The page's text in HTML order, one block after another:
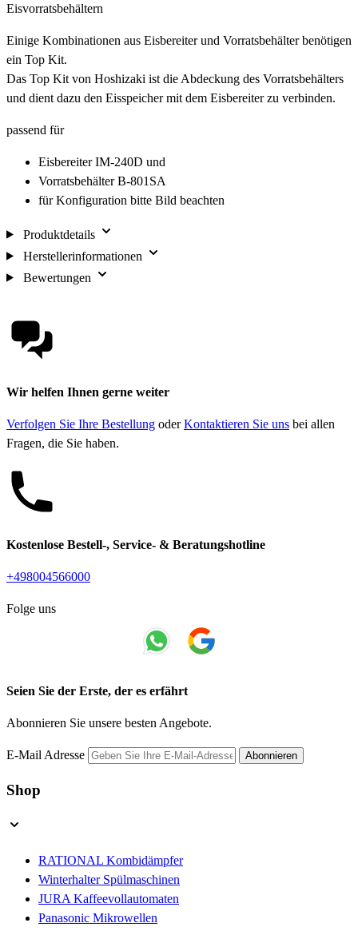
Eisvorratsbehältern
Einige Kombinationen aus Eisbereiter und Vorratsbehälter benötigen
ein Top Kit.
Das Top Kit von Hoshizaki ist die Abdeckung des Vorratsbehälters
und dient dazu den Eisspeicher mit dem Eisbereiter zu verbinden.
passend für
Eisbereiter IM-240D und
Vorratsbehälter B-801SA
für Konfiguration bitte Bild beachten
Produktdetails
Herstellerinformationen
Bewertungen
Wir helfen Ihnen gerne weiter
Verfolgen Sie Ihre Bestellung oderKontaktieren Sie uns bei allen
Fragen, die Sie haben.
Kostenlose Bestell-, Service- & Beratungshotline
+498004566000
Folge uns
Seien Sie der Erste, der es erfährt
Abonnieren Sie unsere besten Angebote.
E-Mail Adresse Abonnieren
Shop
RATIONAL Kombidämpfer
Winterhalter Spülmaschinen
JURA Kaffeevollautomaten
Panasonic Mikrowellen